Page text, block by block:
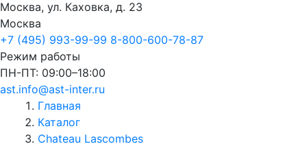
Москва, ул. Каховка, д. 23
Москва
+7 (495) 993-99-99 8-800-600-78-87
Режим работы
ПН-ПТ: 09:00–18:00
ast.info@ast-inter.ru
Главная
Каталог
Chateau Lascombes